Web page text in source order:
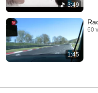
3:49
1:45
60